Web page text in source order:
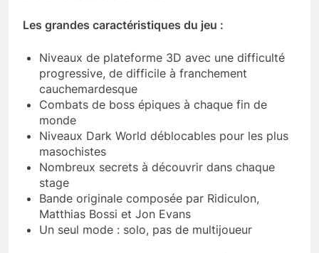
Les grandes caractéristiques du jeu :
Niveaux de plateforme 3D avec une difficulté
progressive, de difficile à franchement
cauchemardesque
Combats de boss épiques à chaque fin de
monde
Niveaux Dark World déblocables pour les plus
masochistes
Nombreux secrets à découvrir dans chaque
stage
Bande originale composée par Ridiculon,
Matthias Bossi et Jon Evans
Un seul mode : solo, pas de multijoueur